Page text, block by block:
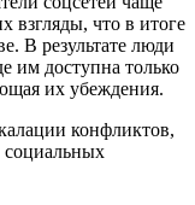
взгляды, что в итоге
В результате люди
им доступна только
их убеждения.
конфликтов,
социальных